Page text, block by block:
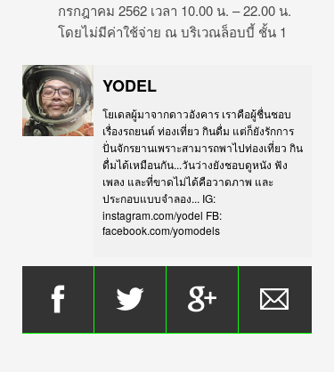
กรกฎาคม 2562 เวลา 10.00 น. – 22.00 น.
โดยไม่มีค่าใช้จ่าย ณ บริเวณล็อบบี้ ชั้น 1
YODEL
โยเดลผู้มาจากดาวอังคาร เราคือผู้ชื่นชอบ
เรื่องรถยนต์ ท่องเที่ยว กินดื่ม แต่ก็ยังรักการ
ปั่นจักรยานเพราะสามารถพาไปท่องเที่ยว กิน
ดื่มได้เหมือนกัน...วันว่างยังชอบดูหนัง ฟัง
เพลง และที่ขาดไม่ได้คือวาดภาพ และ
ประกอบแบบจำลอง... IG:
instagram.com/yodel FB:
facebook.com/yomodels